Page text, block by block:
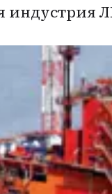
индустрия